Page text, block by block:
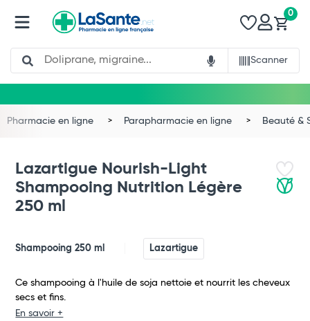
Search
Scanner
0
Pharmacie en ligne Parapharmacie en ligne Beauté &
Lazartigue Nourish-Light
Shampooing Nutrition Légère
250 ml
Shampooing 250 ml Lazartigue
Ce shampooing à l'huile de soja nettoie et nourrit les cheveux
secs et fins.
En savoir +